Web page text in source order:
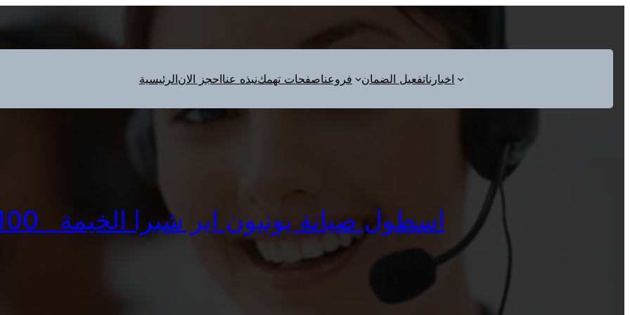
الرئيسيةاحجز الاننبذه عناصفحات تهمكفروعنا تفعيل الضماناخبارنا
اسطول صيانة يونيون اير شبرا الخيمة 01096922100